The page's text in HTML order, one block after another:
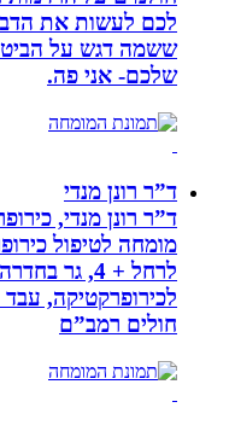
לכם לעשות את
ששמה דגש על
שלכם- אני פה.
ד”ר רונן מנדי
מומחה לטיפול
לרחל + 4, גר
חולים רמב”ם